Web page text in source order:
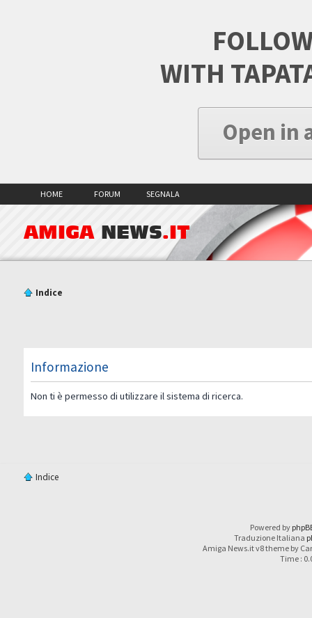
WITH
Open in
HOME FORUM SEGNALA
AMIGA NEWS.IT
Indice
Informazione
Non ti è permesso di utilizzare il sistema di ricerca.
Indice
Powered by
Traduzione Italiana
Amiga News.it v8 theme by
Time :